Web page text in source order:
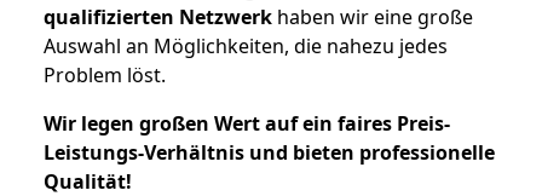
qualifizierten Netzwerk haben wir eine große
Auswahl an Möglichkeiten, die nahezu jedes
Problem löst.
Wir legen großen Wert auf ein faires Preis-
Leistungs-Verhältnis und bieten professionelle
Qualität!